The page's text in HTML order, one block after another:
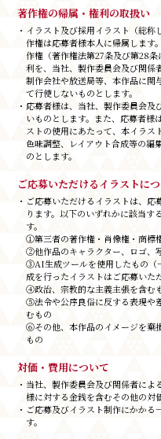
著作権の帰属・権利の取扱い
・イラスト及び採用イラスト（総
作権は応募者様本人に帰属します
作権（著作権法第27条及び第28
利を、当社、製作委員会及び関係
制作会社や放送局等、本作品に関
て行使しないものとします。
・応募者様は、当社、製作委員会
いものとします。また、応募者様
ストの使用にあたって、本イラス
色味調整、レイアウト合成等の編
のとします。
ご応募いただけるイラストに
・ご応募いただけるイラストは、
ります。以下のいずれかに該当す
す。
①第三者の著作権・肖像権・商標
②他作品のキャラクター、ロゴ、
③AI生成ツールを使用したもの（
成を行ったイラストはご応募いた
④政治、宗教的な主義主張を含む
⑤法令や公序良俗に反する表現や
むもの
⑥その他、本作品のイメージを棄
もの
対価・費用について
・当社、製作委員会及び関係者に
様に対する金銭を含むその他の対
・ご応募及びイラスト制作にかか
す。